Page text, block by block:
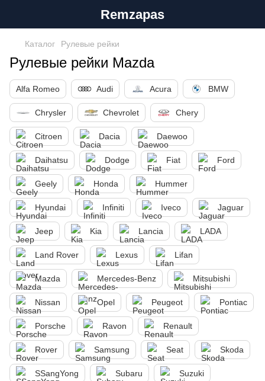
Remzapas
Каталог Рулевые рейки
Рулевые рейки Mazda
Alfa Romeo Audi Acura BMW
Chrysler Chevrolet Chery
Citroen Dacia Daewoo
Daihatsu Dodge Fiat Ford
Geely Honda Hummer
Hyundai Infiniti Iveco Jaguar
Jeep Kia Lancia LADA
Land Rover Lexus Lifan
Mazda Mercedes-Benz Mitsubishi
Nissan Opel Peugeot Pontiac
Porsche Ravon Renault
Rover Samsung Seat Skoda
SSangYong Subaru Suzuki